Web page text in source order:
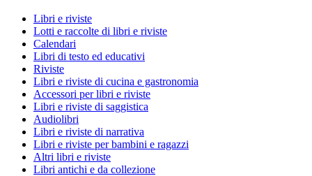
Libri e riviste
Lotti e raccolte di libri e riviste
Calendari
Libri di testo ed educativi
Riviste
Libri e riviste di cucina e gastronomia
Accessori per libri e riviste
Libri e riviste di saggistica
Audiolibri
Libri e riviste di narrativa
Libri e riviste per bambini e ragazzi
Altri libri e riviste
Libri antichi e da collezione